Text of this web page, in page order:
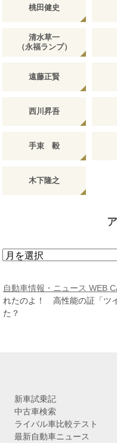
桃田健史
清水草一
（永福ランプ）
遠藤正賢
西川昇吾
手束 毅
木下隆之
ア
カ
イ
ブ
自動車情報・ニュース WEB
れたのよ！ 高性能の証「ツ
た？
新車試乗記
中古車検索
ライバル車比較テスト
最新自動車ニュース